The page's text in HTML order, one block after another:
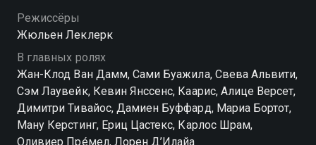
Режиссёры
Жюльен Леклерк
В главных ролях
Жан-Клод Ван Дамм, Сами Буажила, Свева Альвити,
Сэм Лаувейк, Кевин Янссенс, Каарис, Алице Версет,
Димитри Тивайос, Дамиен Буффард, Мариа Бортот,
Ману Керстинг, Ериц Цастекс, Карлос Шрам,
Оливиер Прéмел, Лорен Д’Илайа